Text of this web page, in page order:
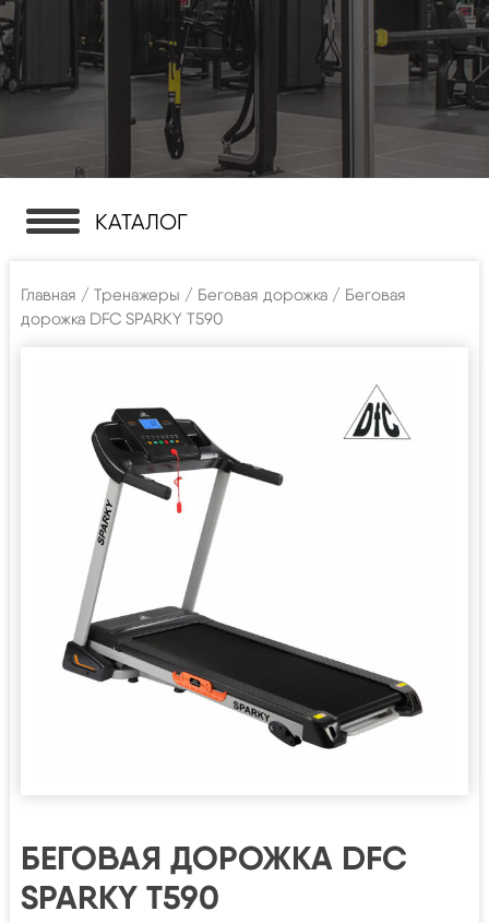
КАТАЛОГ
Главная / Тренажеры / Беговая дорожка / Беговая
дорожка DFC SPARKY T590
БЕГОВАЯ ДОРОЖКА DFC
SPARKY T590